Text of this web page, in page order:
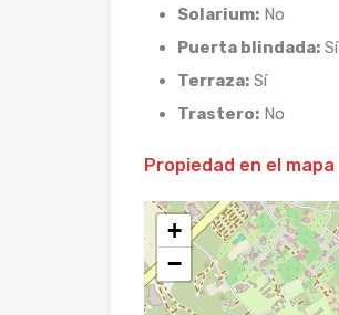
Solarium: No
Puerta blindada: Sí
Terraza: Sí
Trastero: No
Propiedad en el mapa
+
−